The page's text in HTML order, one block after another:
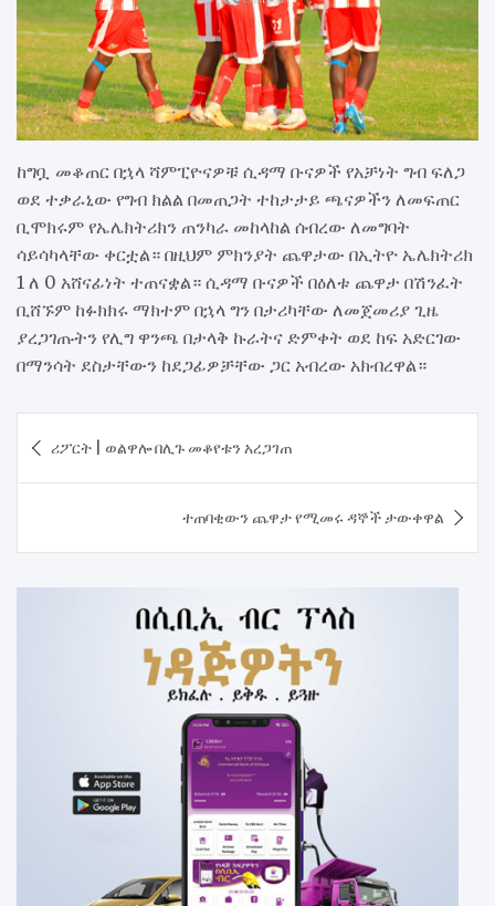
ከግቧ መቆጠር በኋላ ሻምፒዮናዎቹ ሲዳማ ቡናዎች የአቻነት ግብ ፍለጋ
ወደ ተቃራኒው የግብ ክልል በመጠጋት ተከታታይ ጫናዎችን ለመፍጠር
ቢሞክሩም የኤሌክትሪክን ጠንካራ መከላከል ሰብረው ለመግባት
ሳይሳካላቸው ቀርቷል። በዚህም ምክንያት ጨዋታው በኢትዮ ኤሌክትሪክ
1 ለ 0 አሸናፊነት ተጠናቋል። ሲዳማ ቡናዎች በዕለቱ ጨዋታ በሽንፈት
ቢሸኙም ከፉክክሩ ማክተም በኋላ ግን በታሪካቸው ለመጀመሪያ ጊዜ
ያረጋገጡትን የሊግ ዋንጫ በታላቅ ኩራትና ድምቀት ወደ ከፍ አድርገው
በማንሳት ደስታቸውን ከደጋፊዎቻቸው ጋር አብረው አክብረዋል።
navigation
ሪፖርት | ወልዋሎ በሊጉ መቆየቱን አረጋገጠ
ተጠባቂውን ጨዋታ የሚመሩ ዳኞች ታውቀዋል